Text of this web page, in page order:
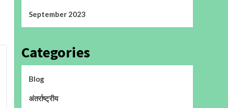
September 2023
Categories
Blog
अंतर्राष्ट्रीय